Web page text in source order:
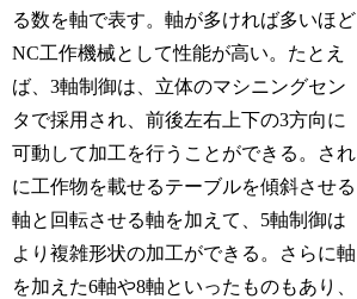
る数を軸で表す。軸が多ければ多いほど
NC工作機械として性能が高い。たとえ
ば、3軸制御は、立体のマシニングセン
タで採用され、前後左右上下の3方向に
可動して加工を行うことができる。され
に工作物を載せるテーブルを傾斜させる
軸と回転させる軸を加えて、5軸制御は
より複雑形状の加工ができる。さらに軸
を加えた6軸や8軸といったものもあり、